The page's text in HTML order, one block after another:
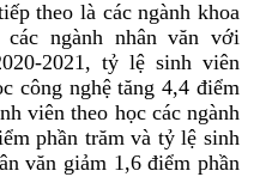
theo là các ngành khoa
ngành nhân văn với
2021, tỷ lệ sinh viên
công nghệ tăng 4,4 điểm
viên theo học các ngành
phần trăm và tỷ lệ sinh
văn giảm 1,6 điểm phần